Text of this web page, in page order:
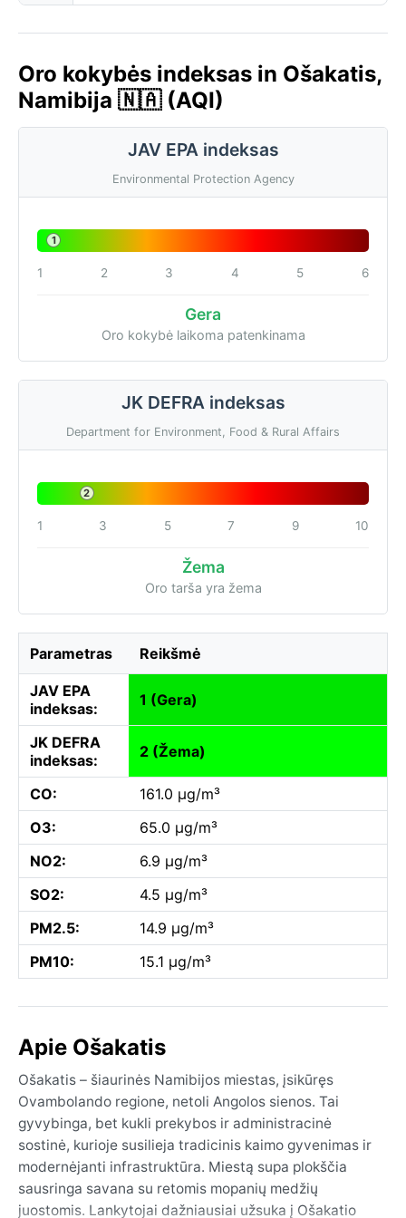
Oro kokybės indeksas in Ošakatis,
Namibija 🇳🇦 (AQI)
JAV EPA indeksas
Environmental Protection Agency
1
1 2 3 4 5 6
Gera
Oro kokybė laikoma patenkinama
JK DEFRA indeksas
Department for Environment, Food & Rural Affairs
2
1 3 5 7 9 10
Žema
Oro tarša yra žema
Parametras Reikšmė
JAV EPA
indeksas:
1 (Gera)
JK DEFRA
indeksas:
2 (Žema)
CO:
161.0 µg/m³
O3:
65.0 µg/m³
NO2:
6.9 µg/m³
SO2:
4.5 µg/m³
PM2.5:
14.9 µg/m³
PM10:
15.1 µg/m³
Apie Ošakatis
Ošakatis – šiaurinės Namibijos miestas, įsikūręs
Ovambolando regione, netoli Angolos sienos. Tai
gyvybinga, bet kukli prekybos ir administracinė
sostinė, kurioje susilieja tradicinis kaimo gyvenimas ir
modernėjanti infrastruktūra. Miestą supa plokščia
sausringa savana su retomis mopanių medžių
juostomis. Lankytojai dažniausiai užsuka į Ošakatio